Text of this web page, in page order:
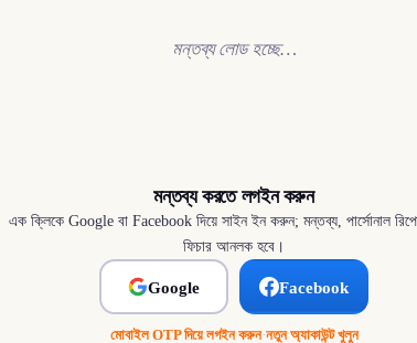
মন্তব্য লোড হচ্ছে…
মন্তব্য করতে লগইন করুন
এক ক্লিকে Google বা Facebook দিয়ে সাইন ইন করুন; মন্তব্য, পার্সোনাল
ফিচার আনলক হবে।
Google Facebook
মোবাইল OTP দিয়ে লগইন করুন·নতুন অ্যাকাউন্ট খুলুন